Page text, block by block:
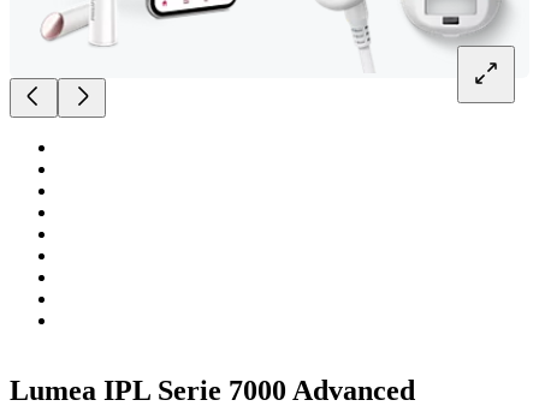
Lumea IPL Serie 7000 Advanced